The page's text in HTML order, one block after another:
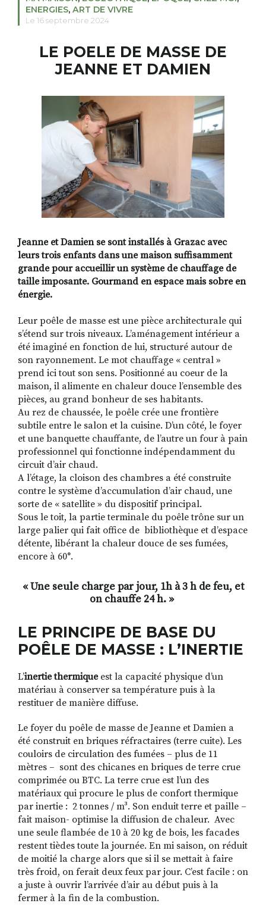
RECHERCHER
S'ABONNER
S'INSCRIRE À LA NEWSLETTER
ENERGIES, ART DE VIVRE
Le 16 septembre 2024
LE POELE DE MASSE DE
JEANNE ET DAMIEN
Jeanne et Damien se sont installés à Grazac avec
leurs trois enfants dans une maison suffisamment
grande pour accueillir un système de chauffage de
taille imposante. Gourmand en espace mais sobre en
énergie.
Leur poêle de masse est une pièce architecturale qui
s’étend sur trois niveaux. L’aménagement intérieur a
été imaginé en fonction de lui, structuré autour de
son rayonnement. Le mot chauffage « central »
prend ici tout son sens. Positionné au coeur de la
maison, il alimente en chaleur douce l’ensemble des
pièces, au grand bonheur de ses habitants.
Au rez de chaussée, le poêle crée une frontière
subtile entre le salon et la cuisine. D’un côté, le foyer
et une banquette chauffante, de l’autre un four à pain
professionnel qui fonctionne indépendamment du
circuit d’air chaud.
A l’étage, la cloison des chambres a été construite
contre le système d’accumulation d’air chaud, une
sorte de « satellite » du dispositif principal.
Sous le toit, la partie terminale du poêle trône sur un
large palier qui fait office de bibliothèque et d’espace
détente, libérant la chaleur douce de ses fumées,
encore à 60°.
« Une seule charge par jour, 1h à 3 h de feu, et
on chauffe 24 h. »
LE PRINCIPE DE BASE DU
POÊLE DE MASSE : L’INERTIE
L’inertie thermiqueest la capacité physique d’un
matériau à conserver sa température puis à la
restituer de manière diffuse.
Le foyer du poêle de masse de Jeanne et Damien a
été construit en briques réfractaires (terre cuite). Les
couloirs de circulation des fumées – plus de 11
mètres – sont des chicanes en briques de terre crue
comprimée ou BTC. La terre crue est l’un des
matériaux qui procure le plus de confort thermique
par inertie : 2 tonnes / m³. Son enduit terre et paille –
fait maison- optimise la diffusion de chaleur. Avec
une seule flambée de 10 à 20 kg de bois, les facades
restent tièdes toute la journée. En mi saison, on réduit
de moitié la charge alors que si il se mettait à faire
très froid, on ferait deux feux par jour. C’est facile : on
a juste à ouvrir l’arrivée d’air au début puis à la
fermer à la fin de la combustion.